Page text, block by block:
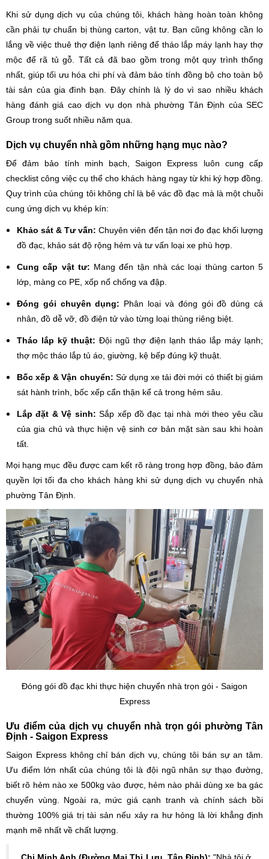
Khi sử dụng dịch vụ của chúng tôi, khách hàng hoàn toàn không
cần phải tự chuẩn bị thùng carton, vật tư. Bạn cũng không cần lo
lắng về việc thuê thợ điện lạnh riêng để tháo lắp máy lạnh hay thợ
mộc để rã tủ gỗ. Tất cả đã bao gồm trong một quy trình thống
nhất, giúp tối ưu hóa chi phí và đảm bảo tính đồng bộ cho toàn bộ
tài sản của gia đình bạn. Đây chính là lý do vì sao nhiều khách
hàng đánh giá cao dịch vụ dọn nhà phường Tân Định của SEC
Group trong suốt nhiều năm qua.
Dịch vụ chuyển nhà gồm những hạng mục nào?
Để đảm bảo tính minh bạch, Saigon Express luôn cung cấp
checklist công việc cụ thể cho khách hàng ngay từ khi ký hợp đồng.
Quy trình của chúng tôi không chỉ là bê vác đồ đạc mà là một chuỗi
cung ứng dịch vụ khép kín:
Khảo sát & Tư vấn: Chuyên viên đến tận nơi đo đạc khối lượng
đồ đạc, khảo sát độ rộng hẻm và tư vấn loại xe phù hợp.
Cung cấp vật tư: Mang đến tận nhà các loại thùng carton 5
lớp, màng co PE, xốp nổ chống va đập.
Đóng gói chuyên dụng: Phân loại và đóng gói đồ dùng cá
nhân, đồ dễ vỡ, đồ điện tử vào từng loại thùng riêng biệt.
Tháo lắp kỹ thuật: Đội ngũ thợ điện lạnh tháo lắp máy lạnh;
thợ mộc tháo lắp tủ áo, giường, kệ bếp đúng kỹ thuật.
Bốc xếp & Vận chuyển: Sử dụng xe tải đời mới có thiết bị giám
sát hành trình, bốc xếp cẩn thận kể cả trong hẻm sâu.
Lắp đặt & Vệ sinh: Sắp xếp đồ đạc tại nhà mới theo yêu cầu
của gia chủ và thực hiện vệ sinh cơ bản mặt sàn sau khi hoàn
tất.
Mọi hạng mục đều được cam kết rõ ràng trong hợp đồng, bảo đảm
quyền lợi tối đa cho khách hàng khi sử dụng dịch vụ chuyển nhà
phường Tân Định.
Đóng gói đồ đạc khi thực hiện chuyển nhà trọn gói - Saigon
Express
Ưu điểm của dịch vụ chuyển nhà trọn gói phường Tân
Định - Saigon Express
Saigon Express không chỉ bán dịch vụ, chúng tôi bán sự an tâm.
Ưu điểm lớn nhất của chúng tôi là đội ngũ nhân sự thạo đường,
biết rõ hẻm nào xe 500kg vào được, hẻm nào phải dùng xe ba gác
chuyển vùng. Ngoài ra, mức giá cạnh tranh và chính sách bồi
thường 100% giá trị tài sản nếu xảy ra hư hỏng là lời khẳng định
mạnh mẽ nhất về chất lượng.